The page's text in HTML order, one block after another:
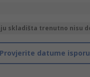
skladišta trenutno nisu
Provjerite datume